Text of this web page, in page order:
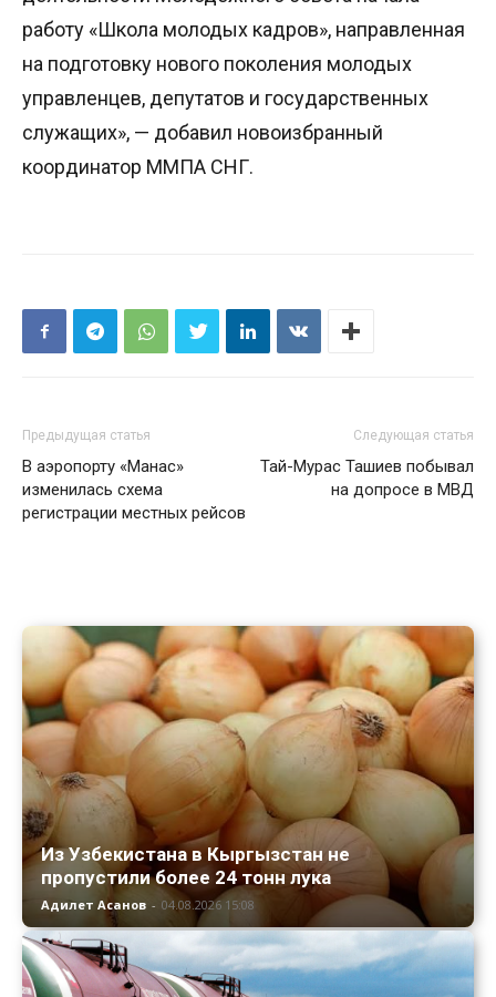
работу «Школа молодых кадров», направленная
на подготовку нового поколения молодых
управленцев, депутатов и государственных
служащих», — добавил новоизбранный
координатор ММПА СНГ.
Предыдущая статья
В аэропорту «Манас»
изменилась схема
регистрации местных рейсов
Следующая статья
Тай-Мурас Ташиев побывал
на допросе в МВД
Из Узбекистана в Кыргызстан не
пропустили более 24 тонн лука
Адилет Асанов - 04.08.2026 15:08